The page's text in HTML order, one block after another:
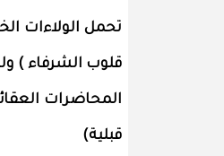
تحمل الولاءات
قلوب الشرفاء )
المحاضرات
قبلية)